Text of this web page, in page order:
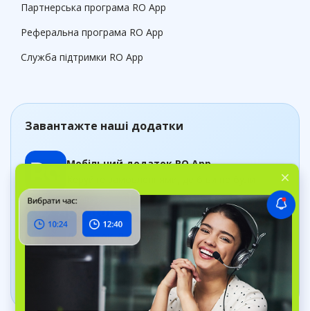
Партнерська програма RO App
Реферальна програма RO App
Служба підтримки RO App
Завантажте наші додатки
Мобільний додаток RO App
Додаток Дашборд
Відстежуйте стан бізнесу в реальному часі